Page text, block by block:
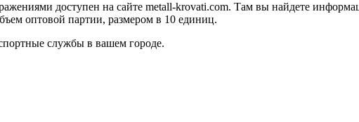
доступен на сайте metall-krovati.com. Там вы найдете
оптовой партии, размером в 10 единиц.
службы в вашем городе.